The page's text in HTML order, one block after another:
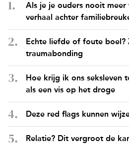
Als je je ouders nooit
verhaal achter
Echte liefde of foute boel?
traumabonding
Hoe krijg ik ons seksleven
als een vis op het droge
Deze red flags kunnen
Relatie? Dit vergroot de